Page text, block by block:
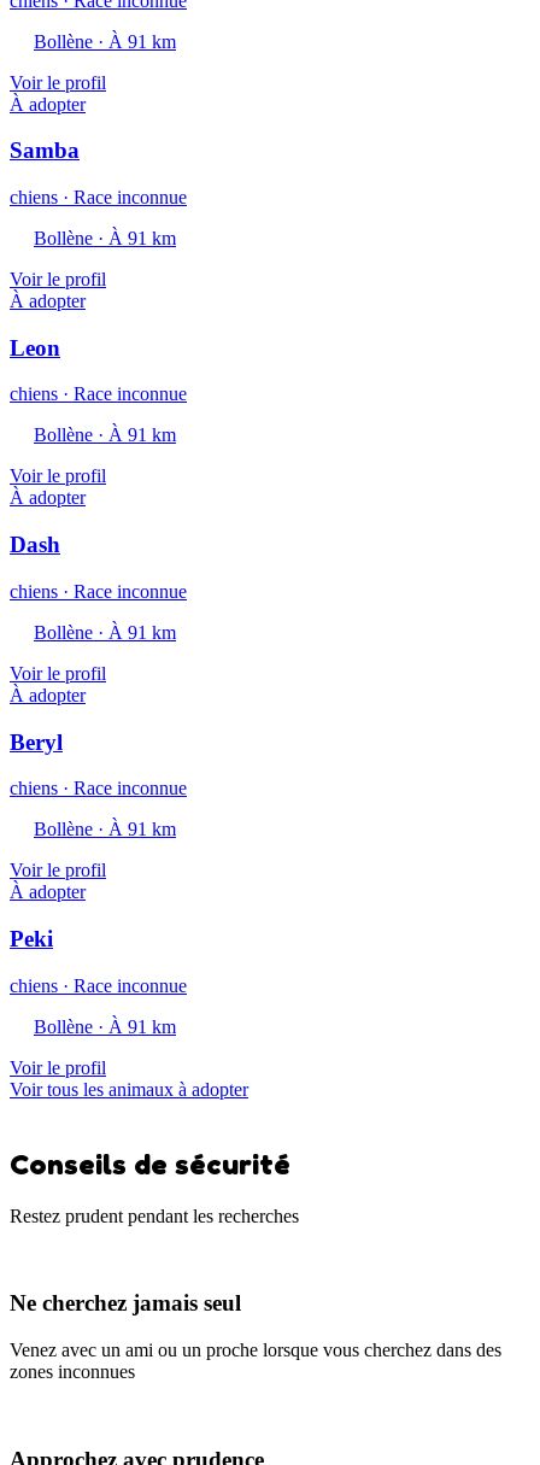
Bollène · À 91 km
Voir le profil
À adopter
Samba
chiens · Race inconnue
Bollène · À 91 km
Voir le profil
À adopter
Leon
chiens · Race inconnue
Bollène · À 91 km
Voir le profil
À adopter
Dash
chiens · Race inconnue
Bollène · À 91 km
Voir le profil
À adopter
Beryl
chiens · Race inconnue
Bollène · À 91 km
Voir le profil
À adopter
Peki
chiens · Race inconnue
Bollène · À 91 km
Voir le profil
Voir tous les animaux à adopter
Conseils de sécurité
Restez prudent pendant les recherches
Ne cherchez jamais seul
Venez avec un ami ou un proche lorsque vous cherchez dans des
zones inconnues
Approchez avec prudence